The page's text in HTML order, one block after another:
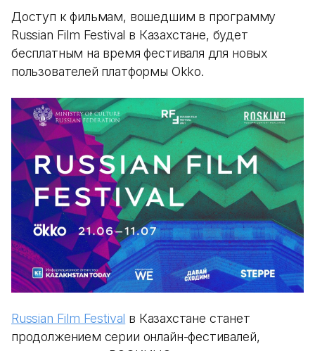
Доступ к фильмам, вошедшим в программу
Russian Film Festival в Казахстане, будет
бесплатным на время фестиваля для новых
пользователей платформы Okko.
Russian Film Festival в Казахстане станет
продолжением серии онлайн-фестивалей,